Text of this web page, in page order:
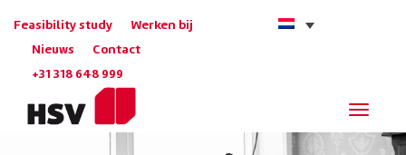
Feasibility study Werken bij
Nieuws Contact
+31 318 648 999